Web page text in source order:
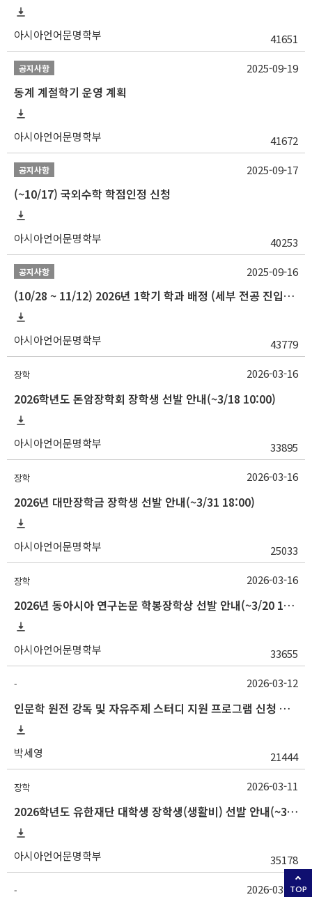
아시아언어문명학부 41651
공지사항
동계 계절학기 운영 계획
아시아언어문명학부 41672
2025-09-19
공지사항
(~10/17) 국외수학 학점인정 신청
아시아언어문명학부 40253
2025-09-17
공지사항
(10/28 ~ 11/12) 2026년 1학기 학과 배정 (세부 전공 진입) 안내
아시아언어문명학부 43779
2025-09-16
장학
2026학년도 돈암장학회 장학생 선발 안내(~3/18 10:00)
아시아언어문명학부 33895
2026-03-16
장학
2026년 대만장학금 장학생 선발 안내(~3/31 18:00)
아시아언어문명학부 25033
2026-03-16
장학
2026년 동아시아 연구논문 학봉장학상 선발 안내(~3/20 10:00)
아시아언어문명학부 33655
2026-03-16
-
인문학 원전 강독 및 자유주제 스터디 지원 프로그램 신청 안내
박세영 21444
2026-03-12
장학
2026학년도 유한재단 대학생 장학생(생활비) 선발 안내(~3/16 10:00)
아시아언어문명학부 35178
2026-03-11
- 2026-03-09TOP